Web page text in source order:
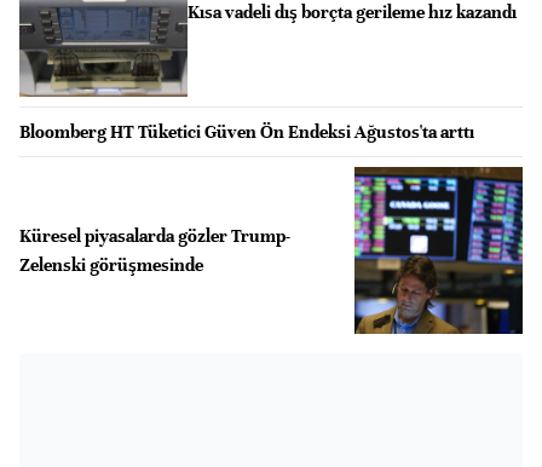
Kısa vadeli dış borçta gerileme hız kazandı
Bloomberg HT Tüketici Güven Ön Endeksi Ağustos'ta arttı
Küresel piyasalarda gözler Trump-
Zelenski görüşmesinde